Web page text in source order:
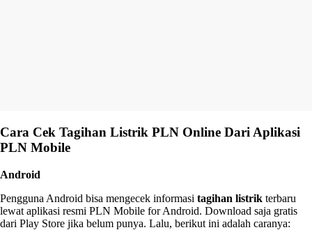
Cara Cek Tagihan Listrik PLN Online Dari Aplikasi
PLN Mobile
Android
Pengguna Android bisa mengecek informasi tagihan listrik terbaru
lewat aplikasi resmi PLN Mobile for Android. Download saja gratis
dari Play Store jika belum punya. Lalu, berikut ini adalah caranya: